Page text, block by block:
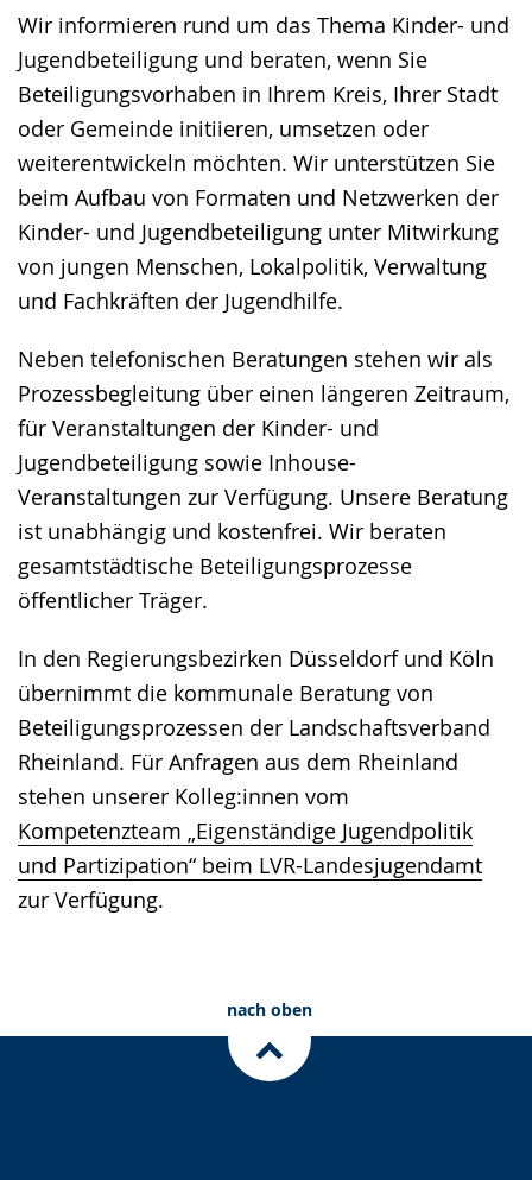
Wir informieren rund um das Thema Kinder- und
Jugendbeteiligung und beraten, wenn Sie
Beteiligungsvorhaben in Ihrem Kreis, Ihrer Stadt
oder Gemeinde initiieren, umsetzen oder
weiterentwickeln möchten. Wir unterstützen Sie
beim Aufbau von Formaten und Netzwerken der
Kinder- und Jugendbeteiligung unter Mitwirkung
von jungen Menschen, Lokalpolitik, Verwaltung
und Fachkräften der Jugendhilfe.
Neben telefonischen Beratungen stehen wir als
Prozessbegleitung über einen längeren Zeitraum,
für Veranstaltungen der Kinder- und
Jugendbeteiligung sowie Inhouse-
Veranstaltungen zur Verfügung. Unsere Beratung
ist unabhängig und kostenfrei. Wir beraten
gesamtstädtische Beteiligungsprozesse
öffentlicher Träger.
In den Regierungsbezirken Düsseldorf und Köln
übernimmt die kommunale Beratung von
Beteiligungsprozessen der Landschaftsverband
Rheinland. Für Anfragen aus dem Rheinland
stehen unserer Kolleg:innen vom
Kompetenzteam „Eigenständige Jugendpolitik
und Partizipation“ beim LVR-Landesjugendamt
zur Verfügung.
wechseln.
Deutscher
Gebärdensprache
wird
angezeigt.
nach oben